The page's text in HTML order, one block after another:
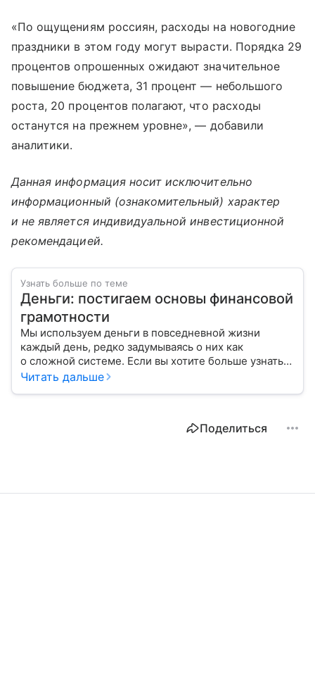
«По ощущениям россиян, расходы на новогодние
праздники в этом году могут вырасти. Порядка 29
процентов опрошенных ожидают значительное
повышение бюджета, 31 процент — небольшого
роста, 20 процентов полагают, что расходы
останутся на прежнем уровне», — добавили
аналитики.
Данная информация носит исключительно
информационный (ознакомительный) характер
и не является индивидуальной инвестиционной
рекомендацией.
Узнать больше по теме
Деньги: постигаем основы финансовой
грамотности
Мы используем деньги в повседневной жизни
каждый день, редко задумываясь о них как
о сложной системе. Если вы хотите больше узнать
об этом финансовом инструменте и его функциях,
Читать дальше
Поделиться